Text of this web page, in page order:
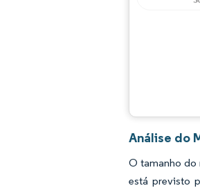
Análise do
O tamanho do
está previsto